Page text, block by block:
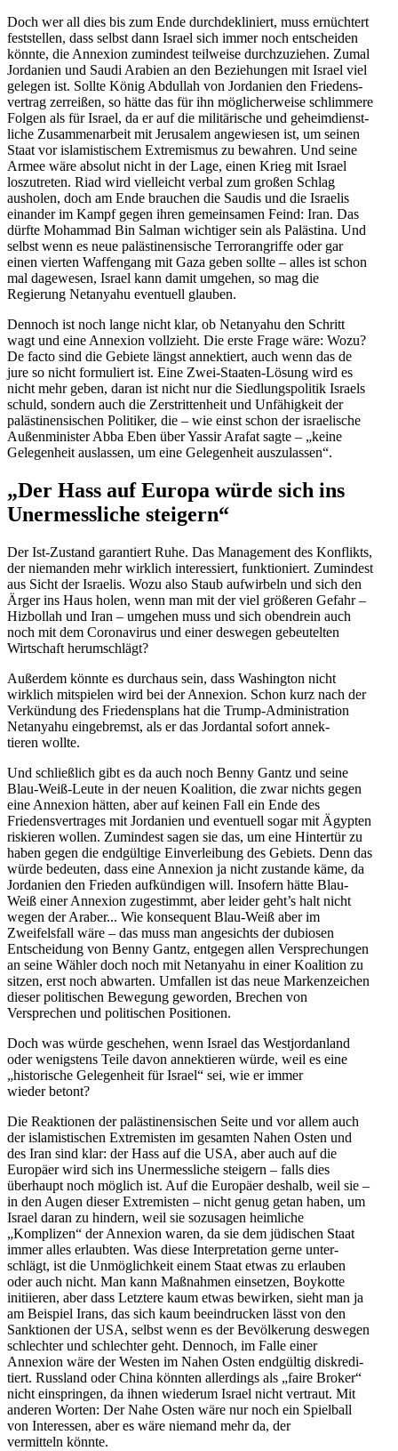
Doch wer all dies bis zum Ende durch­de­kli­niert, muss ernüchtert
feststellen, dass selbst dann Israel sich immer noch entscheiden
könnte, die Annexion zumindest teilweise durch­zu­ziehen. Zumal
Jordanien und Saudi Arabien an den Bezie­hungen mit Israel viel
gelegen ist. Sollte König Abdullah von Jordanien den Friedens­
vertrag zerreißen, so hätte das für ihn mögli­cher­weise schlimmere
Folgen als für Israel, da er auf die militä­rische und geheim­dienst­
liche Zusam­men­arbeit mit Jerusalem angewiesen ist, um seinen
Staat vor islamis­ti­schem Extre­mismus zu bewahren. Und seine
Armee wäre absolut nicht in der Lage, einen Krieg mit Israel
loszu­treten. Riad wird vielleicht verbal zum großen Schlag
ausholen, doch am Ende brauchen die Saudis und die Israelis
einander im Kampf gegen ihren gemein­samen Feind: Iran. Das
dürfte Mohammad Bin Salman wichtiger sein als Palästina. Und
selbst wenn es neue paläs­ti­nen­sische Terror­an­griffe oder gar
einen vierten Waffengang mit Gaza geben sollte – alles ist schon
mal dagewesen, Israel kann damit umgehen, so mag die
Regierung Netanyahu eventuell glauben.
Dennoch ist noch lange nicht klar, ob Netanyahu den Schritt
wagt und eine Annexion vollzieht. Die erste Frage wäre: Wozu?
De facto sind die Gebiete längst annek­tiert, auch wenn das de
jure so nicht formu­liert ist. Eine Zwei-Staaten-Lösung wird es
nicht mehr geben, daran ist nicht nur die Siedlungs­po­litik Israels
schuld, sondern auch die Zerstrit­tenheit und Unfähigkeit der
paläs­ti­nen­si­schen Politiker, die – wie einst schon der israe­lische
Außen­mi­nister Abba Eben über Yassir Arafat sagte – „keine
Gelegenheit auslassen, um eine Gelegenheit auszulassen“.
„Der Hass auf Europa würde sich ins
Unermess­liche steigern“
Der Ist-Zustand garan­tiert Ruhe. Das Management des Konflikts,
der niemanden mehr wirklich inter­es­siert, funktio­niert. Zumindest
aus Sicht der Israelis. Wozu also Staub aufwirbeln und sich den
Ärger ins Haus holen, wenn man mit der viel größeren Gefahr –
Hizbollah und Iran – umgehen muss und sich obendrein auch
noch mit dem Corona­virus und einer deswegen gebeu­telten
Wirtschaft herumschlägt?
Außerdem könnte es durchaus sein, dass Washington nicht
wirklich mitspielen wird bei der Annexion. Schon kurz nach der
Verkündung des Friedens­plans hat die Trump-Adminis­tration
Netanyahu einge­bremst, als er das Jordantal sofort annek­
tieren wollte.
Und schließlich gibt es da auch noch Benny Gantz und seine
Blau-Weiß-Leute in der neuen Koalition, die zwar nichts gegen
eine Annexion hätten, aber auf keinen Fall ein Ende des
Friedens­ver­trages mit Jordanien und eventuell sogar mit Ägypten
riskieren wollen. Zumindest sagen sie das, um eine Hintertür zu
haben gegen die endgültige Einver­leibung des Gebiets. Denn das
würde bedeuten, dass eine Annexion ja nicht zustande käme, da
Jordanien den Frieden aufkün­digen will. Insofern hätte Blau-
Weiß einer Annexion zugestimmt, aber leider geht’s halt nicht
wegen der Araber... Wie konse­quent Blau-Weiß aber im
Zweifelsfall wäre – das muss man angesichts der dubiosen
Entscheidung von Benny Gantz, entgegen allen Verspre­chungen
an seine Wähler doch noch mit Netanyahu in einer Koalition zu
sitzen, erst noch abwarten. Umfallen ist das neue Marken­zeichen
dieser politi­schen Bewegung geworden, Brechen von
Versprechen und politi­schen Positionen.
Doch was würde geschehen, wenn Israel das Westjor­danland
oder wenigstens Teile davon annek­tieren würde, weil es eine
„histo­rische Gelegenheit für Israel“ sei, wie er immer
wieder betont?
Die Reaktionen der paläs­ti­nen­si­schen Seite und vor allem auch
der islamis­ti­schen Extre­misten im gesamten Nahen Osten und
des Iran sind klar: der Hass auf die USA, aber auch auf die
Europäer wird sich ins Unermess­liche steigern – falls dies
überhaupt noch möglich ist. Auf die Europäer deshalb, weil sie –
in den Augen dieser Extre­misten – nicht genug getan haben, um
Israel daran zu hindern, weil sie sozusagen heimliche
„Komplizen“ der Annexion waren, da sie dem jüdischen Staat
immer alles erlaubten. Was diese Inter­pre­tation gerne unter­
schlägt, ist die Unmög­lichkeit einem Staat etwas zu erlauben
oder auch nicht. Man kann Maßnahmen einsetzen, Boykotte
initi­ieren, aber dass Letztere kaum etwas bewirken, sieht man ja
am Beispiel Irans, das sich kaum beein­drucken lässt von den
Sanktionen der USA, selbst wenn es der Bevöl­kerung deswegen
schlechter und schlechter geht. Dennoch, im Falle einer
Annexion wäre der Westen im Nahen Osten endgültig diskre­di­
tiert. Russland oder China könnten aller­dings als „faire Broker“
nicht einspringen, da ihnen wiederum Israel nicht vertraut. Mit
anderen Worten: Der Nahe Osten wäre nur noch ein Spielball
von Inter­essen, aber es wäre niemand mehr da, der
vermitteln könnte.